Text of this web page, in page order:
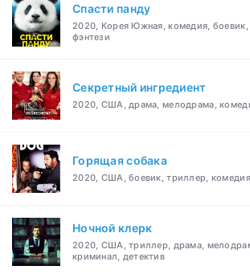
Спасти панду
2020, Корея Южная, комедия, боевик,
фэнтези
Секретный ингредиент
2020, США, драма, мелодрама,
Горящая собака
2020, США, боевик, триллер, комедия
Ночной клерк
2020, США, триллер, драма,
криминал, детектив